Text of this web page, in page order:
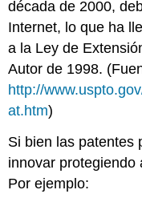
década de 2000,
Internet, lo que ha
a la Ley de
Autor de 1998.
http://
at.htm)
Si bien las patentes
innovar protegiendo
Por ejemplo: